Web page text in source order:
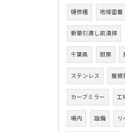
樋修繕 地域密着
新築引渡し前清掃
千葉県 厨房
ステンレス 屋根
カーブミラー 工
場内 設備